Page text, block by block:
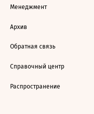
Менеджмент
Архив
Обратная связь
Справочный центр
Распространение